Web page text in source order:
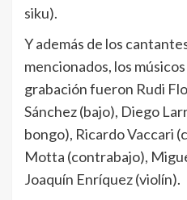
siku).
Y además de los
mencionados, los
grabación fueron Rudi
Sánchez (bajo), Diego
bongo), Ricardo Vaccari
Motta (contrabajo),
Joaquín Enríquez (violín).